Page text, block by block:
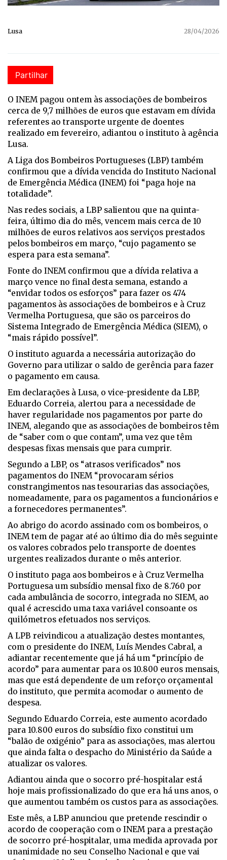
Lusa 28/04/2026
Partilhar
O INEM pagou ontem às associações de bombeiros
cerca de 9,7 milhões de euros que estavam em dívida
referentes ao transporte urgente de doentes
realizado em fevereiro, adiantou o instituto à agência
Lusa.
A Liga dos Bombeiros Portugueses (LBP) também
confirmou que a dívida vencida do Instituto Nacional
de Emergência Médica (INEM) foi “paga hoje na
totalidade”.
Nas redes sociais, a LBP salientou que na quinta-
feira, último dia do mês, vencem mais cerca de 10
milhões de euros relativos aos serviços prestados
pelos bombeiros em março, “cujo pagamento se
espera para esta semana”.
Fonte do INEM confirmou que a dívida relativa a
março vence no final desta semana, estando a
“envidar todos os esforços” para fazer os 474
pagamentos às associações de bombeiros e à Cruz
Vermelha Portuguesa, que são os parceiros do
Sistema Integrado de Emergência Médica (SIEM), o
“mais rápido possível”.
O instituto aguarda a necessária autorização do
Governo para utilizar o saldo de gerência para fazer
o pagamento em causa.
Em declarações à Lusa, o vice-presidente da LBP,
Eduardo Correia, alertou para a necessidade de
haver regularidade nos pagamentos por parte do
INEM, alegando que as associações de bombeiros têm
de “saber com o que contam”, uma vez que têm
despesas fixas mensais que para cumprir.
Segundo a LBP, os “atrasos verificados” nos
pagamentos do INEM “provocaram sérios
constrangimentos nas tesourarias das associações,
nomeadamente, para os pagamentos a funcionários e
a fornecedores permanentes”.
Ao abrigo do acordo assinado com os bombeiros, o
INEM tem de pagar até ao último dia do mês seguinte
os valores cobrados pelo transporte de doentes
urgentes realizados durante o mês anterior.
O instituto paga aos bombeiros e à Cruz Vermelha
Portuguesa um subsídio mensal fixo de 8.760 por
cada ambulância de socorro, integrada no SIEM, ao
qual é acrescido uma taxa variável consoante os
quilómetros efetuados nos serviços.
A LPB reivindicou a atualização destes montantes,
com o presidente do INEM, Luís Mendes Cabral, a
adiantar recentemente que já há um “princípio de
acordo” para aumentar para os 10.800 euros mensais,
mas que está dependente de um reforço orçamental
do instituto, que permita acomodar o aumento de
despesa.
Segundo Eduardo Correia, este aumento acordado
para 10.800 euros do subsídio fixo constitui um
“balão de oxigénio” para as associações, mas alertou
que ainda falta o despacho do Ministério da Saúde a
atualizar os valores.
Adiantou ainda que o socorro pré-hospitalar está
hoje mais profissionalizado do que era há uns anos, o
que aumentou também os custos para as associações.
Este mês, a LBP anunciou que pretende rescindir o
acordo de cooperação com o INEM para a prestação
de socorro pré-hospitalar, uma medida aprovada por
unanimidade no seu Conselho Nacional e que vai